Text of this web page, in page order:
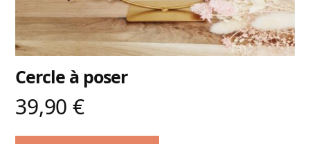
Cercle à poser
39,90 €